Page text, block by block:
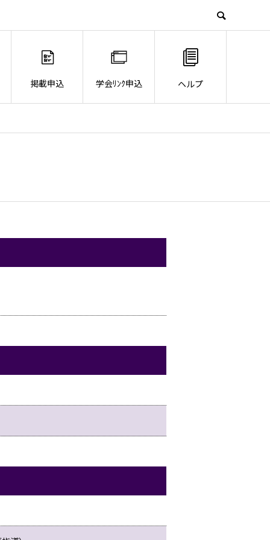
掲載申込 学会ﾘﾝｸ申込 ヘルプ